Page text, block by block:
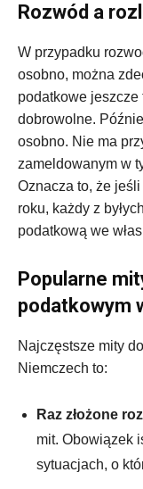
Rozwód a
W przypadku
osobno, można
podatkowe
dobrowolne.
osobno. Nie ma
zameldowanym w
Oznacza to, że
roku, każdy z
podatkową we
Popularne
podatkowym
Najczęstsze mity
Niemczech to:
Raz złożone
mit. Obowiązek
sytuacjach, o